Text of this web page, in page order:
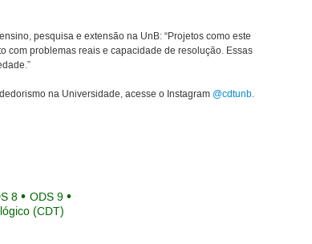
pesquisa e extensão na UnB: “Projetos como este
com problemas reais e capacidade de resolução. Essas
na Universidade, acesse o Instagram @cdtunb.
8
ODS 9
(CDT)